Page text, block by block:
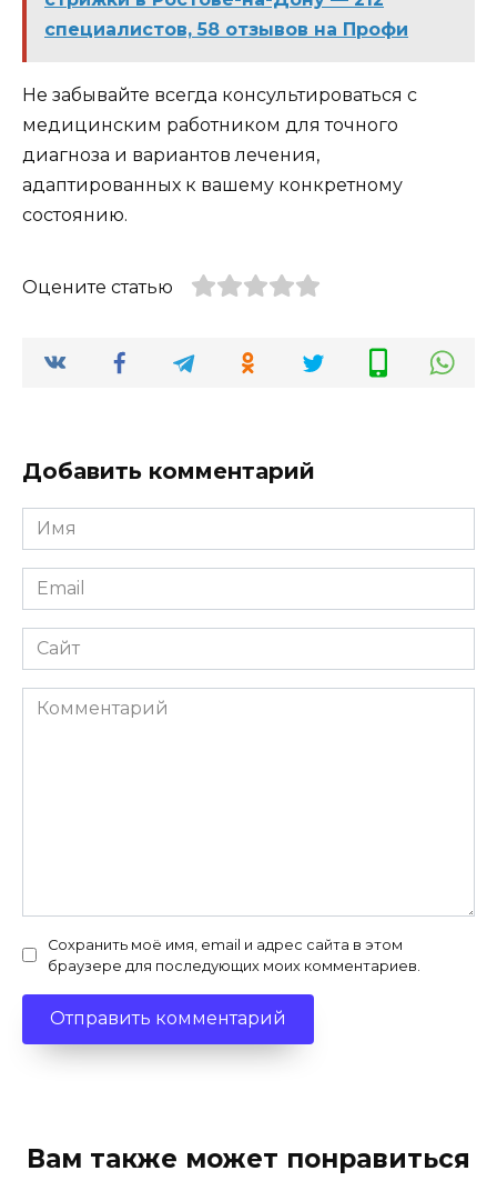
специалистов, 58 отзывов на Профи
Не забывайте всегда консультироваться с
медицинским работником для точного
диагноза и вариантов лечения,
адаптированных к вашему конкретному
состоянию.
Оцените статью
Добавить комментарий
Имя
*
Email
*
Сайт
Комментарий
Сохранить моё имя, email и адрес сайта в этом
браузере для последующих моих комментариев.
Вам также может понравиться